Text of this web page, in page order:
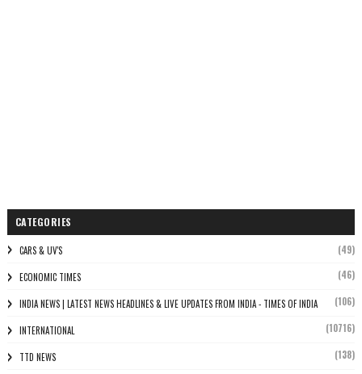
CATEGORIES
CARS & UV'S (49)
ECONOMIC TIMES (46)
INDIA NEWS | LATEST NEWS HEADLINES & LIVE UPDATES FROM INDIA - TIMES OF INDIA (106)
INTERNATIONAL (10716)
TTD NEWS (138)